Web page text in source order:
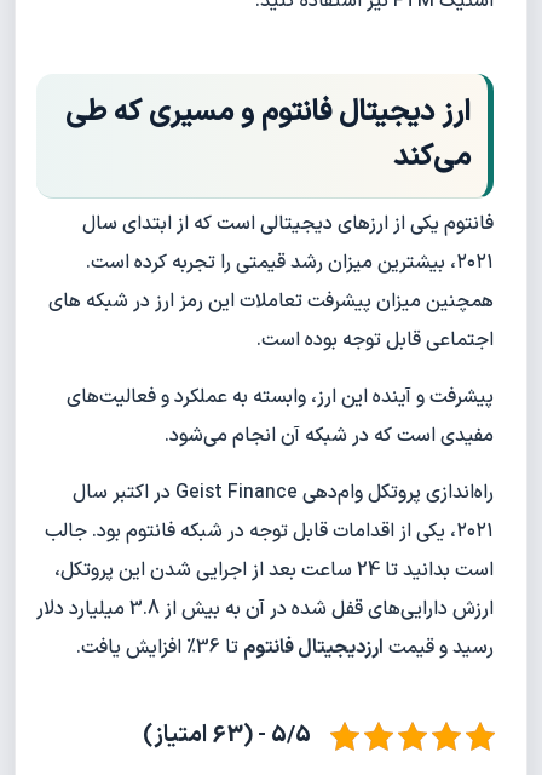
ارز دیجیتال فانتوم و مسیری که طی
می‌کند
فانتوم یکی از ارزهای دیجیتالی است که از ابتدای سال
۲۰۲۱، بیشترین میزان رشد قیمتی را تجربه کرده است.
همچنین میزان پیشرفت تعاملات این رمز ارز در شبکه های
اجتماعی قابل توجه بوده است.
پیشرفت و آینده این ارز، وابسته به عملکرد و فعالیت‌های
مفیدی است که در شبکه آن انجام می‌شود.
راه‌اندازی پروتکل وام‌دهی Geist Finance در اکتبر سال
۲۰۲۱، یکی از اقدامات قابل توجه در شبکه فانتوم بود. جالب
است بدانید تا 24 ساعت بعد از اجرایی شدن این پروتکل،
ارزش دارایی‌های قفل شده در آن به بیش از 3.8 میلیارد دلار
رسید و قیمت ارزدیجیتال فانتوم تا 36% افزایش یافت.
5/5 - (63 امتیاز)